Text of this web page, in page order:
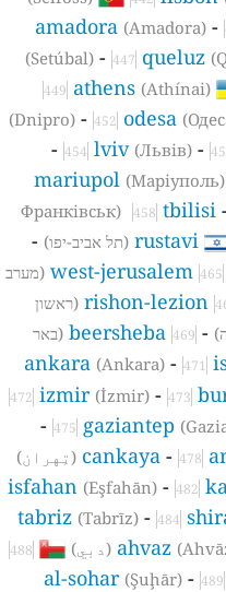
amadora(Amadora)
(Setúbal) -447 queluz
449 athens(Athínai)
(Dnipro) -452 odesa
-454 lviv(Львів) -
mariupol(Маріуполь)
Франківськ)
458 tbilisi
rustavi (תל אביב-יפו)-
465
west-jerusalem (מערב
rishon-lezion (ראשון
-
469
beersheba (באר
ankara(Ankara) -471
472 izmir(İzmir) -473
-475 gaziantep
cankaya -478 (تِهران)
isfahan(Eşfahān) -482
tabriz(Tabrīz) -484
ahvaz (دبي) 488
al-sohar(Şuḩār) -489